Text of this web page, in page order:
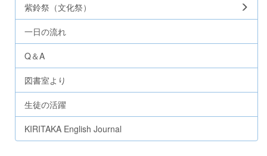
紫鈴祭（文化祭）
一日の流れ
Q＆A
図書室より
生徒の活躍
KIRITAKA English Journal